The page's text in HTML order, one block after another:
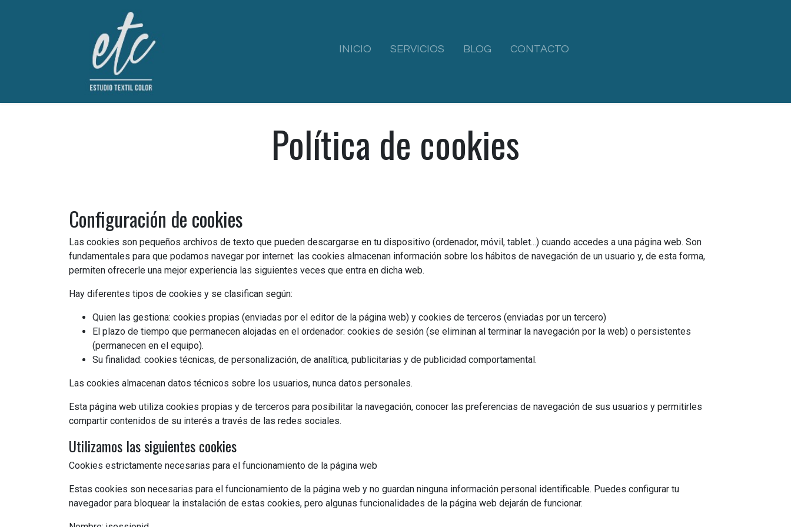
INICIO SERVICIOS BLOG CONTACTO
Política de cookies
Configuración de cookies
Las cookies son pequeños archivos de texto que pueden descargarse en tu dispositivo (ordenador, móvil, tablet...) cuando accedes a una página web. Son
fundamentales para que podamos navegar por internet: las cookies almacenan información sobre los hábitos de navegación de un usuario y, de esta forma,
permiten ofrecerle una mejor experiencia las siguientes veces que entra en dicha web.
Hay diferentes tipos de cookies y se clasifican según:
Quien las gestiona: cookies propias (enviadas por el editor de la página web) y cookies de terceros (enviadas por un tercero)
El plazo de tiempo que permanecen alojadas en el ordenador: cookies de sesión (se eliminan al terminar la navegación por la web) o persistentes
(permanecen en el equipo).
Su finalidad: cookies técnicas, de personalización, de analítica, publicitarias y de publicidad comportamental.
Las cookies almacenan datos técnicos sobre los usuarios, nunca datos personales.
Esta página web utiliza cookies propias y de terceros para posibilitar la navegación, conocer las preferencias de navegación de sus usuarios y permitirles
compartir contenidos de su interés a través de las redes sociales.
Utilizamos las siguientes cookies
Cookies estrictamente necesarias para el funcionamiento de la página web
Estas cookies son necesarias para el funcionamiento de la página web y no guardan ninguna información personal identificable. Puedes configurar tu
navegador para bloquear la instalación de estas cookies, pero algunas funcionalidades de la página web dejarán de funcionar.